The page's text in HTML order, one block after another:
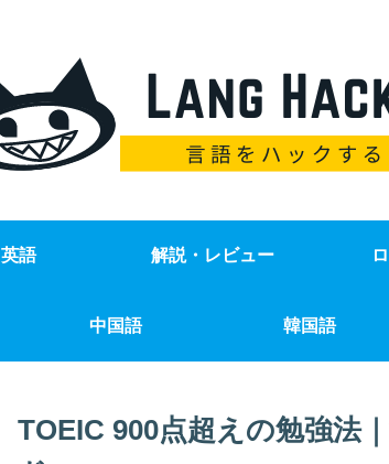
英語 解説・レビュー
中国語 韓国語
TOEIC 900点超えの勉強法